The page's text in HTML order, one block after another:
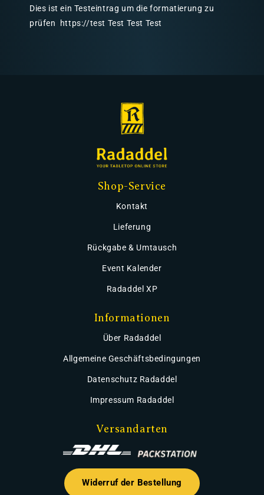
Dies ist ein Testeintrag um die formatierung zu
prüfen https://test Test Test Test
Shop-Service
Kontakt
Lieferung
Rückgabe & Umtausch
Event Kalender
Radaddel XP
Informationen
Über Radaddel
Allgemeine Geschäftsbedingungen
Datenschutz Radaddel
Impressum Radaddel
Versandarten
Widerruf der Bestellung